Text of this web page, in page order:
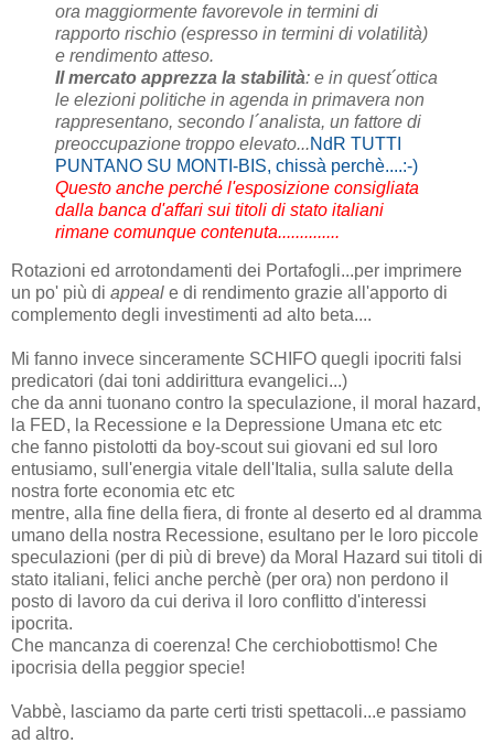
ora maggiormente favorevole in termini di
rapporto rischio (espresso in termini di volatilità)
e rendimento atteso.
Il mercato apprezza la stabilità: e in quest´ottica
le elezioni politiche in agenda in primavera non
rappresentano, secondo l´analista, un fattore di
preoccupazione troppo elevato...NdR TUTTI
PUNTANO SU MONTI-BIS, chissà perchè....:-)
Questo anche perché l'esposizione consigliata
dalla banca d'affari sui titoli di stato italiani
rimane comunque contenuta..............
Rotazioni ed arrotondamenti dei Portafogli...per imprimere
un po' più di appeal e di rendimento grazie all'apporto di
complemento degli investimenti ad alto beta....
Mi fanno invece sinceramente SCHIFO quegli ipocriti falsi
predicatori (dai toni addirittura evangelici...)
che da anni tuonano contro la speculazione, il moral hazard,
la FED, la Recessione e la Depressione Umana etc etc
che fanno pistolotti da boy-scout sui giovani ed sul loro
entusiamo, sull'energia vitale dell'Italia, sulla salute della
nostra forte economia etc etc
mentre, alla fine della fiera, di fronte al deserto ed al dramma
umano della nostra Recessione, esultano per le loro piccole
speculazioni (per di più di breve) da Moral Hazard sui titoli di
stato italiani, felici anche perchè (per ora) non perdono il
posto di lavoro da cui deriva il loro conflitto d'interessi
ipocrita.
Che mancanza di coerenza! Che cerchiobottismo! Che
ipocrisia della peggior specie!
Vabbè, lasciamo da parte certi tristi spettacoli...e passiamo
ad altro.